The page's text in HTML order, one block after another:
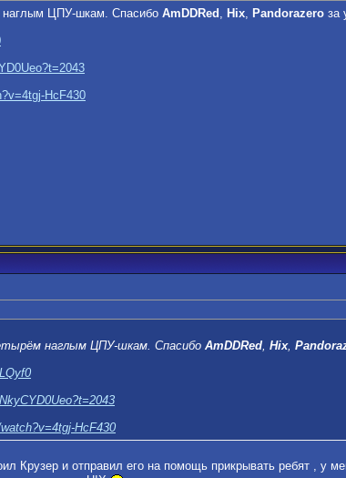
наглым ЦПУ-шкам. Спасибо AmDDRed , Hix, Pandorazero за
HcF430
наглым ЦПУ-шкам. Спасибо AmDDRed, Hix,
HcF430
Крузер и отправил его на помощь прикрывать ребят , у